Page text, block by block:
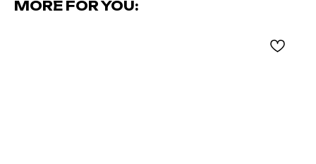
MORE FOR YOU: